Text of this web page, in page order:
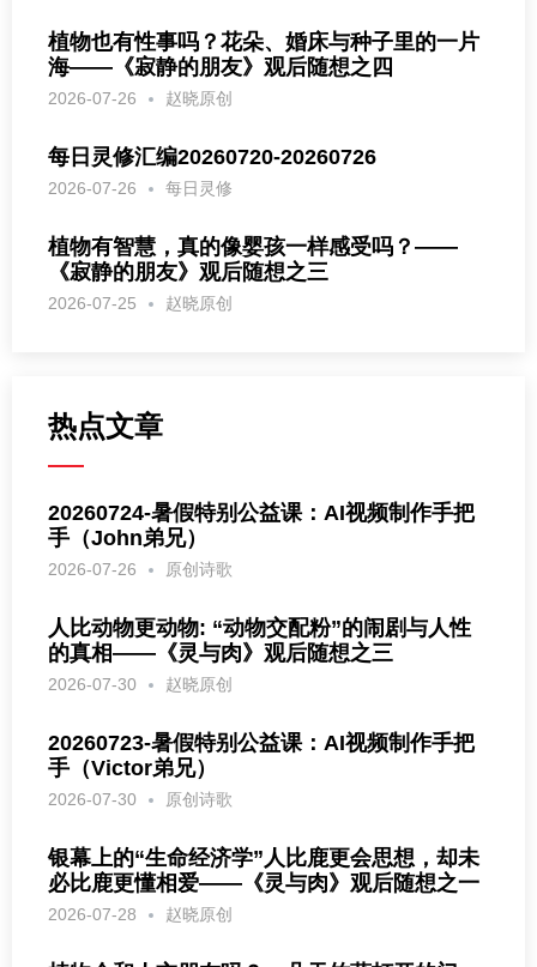
植物也有性事吗？花朵、婚床与种子里的一片
海——《寂静的朋友》观后随想之四
2026-07-26 赵晓原创
每日灵修汇编20260720-20260726
2026-07-26 每日灵修
植物有智慧，真的像婴孩一样感受吗？——
《寂静的朋友》观后随想之三
2026-07-25 赵晓原创
热点文章
20260724-暑假特别公益课：AI视频制作手把
手（John弟兄）
2026-07-26 原创诗歌
人比动物更动物: “动物交配粉”的闹剧与人性
的真相——《灵与肉》观后随想之三
2026-07-30 赵晓原创
20260723-暑假特别公益课：AI视频制作手把
手（Victor弟兄）
2026-07-30 原创诗歌
银幕上的“生命经济学”人比鹿更会思想，却未
必比鹿更懂相爱——《灵与肉》观后随想之一
2026-07-28 赵晓原创